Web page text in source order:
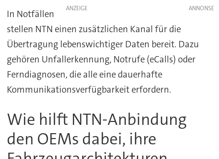
ANZEIGE
In Notfällen
stellen NTN einen zusätzlichen Kanal für die
Übertragung lebenswichtiger Daten bereit. Dazu
gehören Unfallerkennung, Notrufe (eCalls) oder
Ferndiagnosen, die alle eine dauerhafte
Kommunikationsverfügbarkeit erfordern.
Wie hilft NTN-Anbindung
den OEMs dabei, ihre